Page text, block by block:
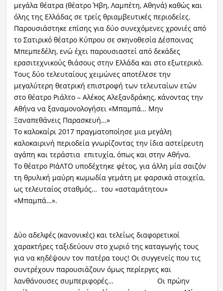
μεγάλα θέατρα (θέατρο Ήβη, Λαμπέτη, Αθηνά) καθώς και
όλης της Ελλάδας σε τρείς θριαμβευτικές περιοδείες.
Παρουσιάστηκε επίσης για δύο συνεχόμενες χρονιές από
το Σατιρικό θέατρο Κύπρου σε σκηνοθεσία Δέσποινας
Μπεμπεδέλη, ενώ έχει παρουσιαστεί από δεκάδες
ερασιτεχνικούς θιάσους στην Ελλάδα και στο εξωτερικό.
Τους δύο τελευταίους χειμώνες αποτέλεσε την
μεγαλύτερη θεατρική επιστροφή των τελευταίων ετών
στο θέατρο Ριάλτο – Αλέκος Αλεξανδράκης, κάνοντας την
Αθήνα να ξαναμονολογήσει «Μπαμπά… Μην
Ξαναπεθάνεις Παρασκευή…»
Το καλοκαίρι 2017 πραγματοποίησε μια μεγάλη
καλοκαιρινή περιοδεία γνωρίζοντας την ίδια αστείρευτη
αγάπη και τεράστια επιτυχία, όπως και στην Αθήνα.
Το θέατρο ΡΙάΛΤΟ υποδέχτηκε φέτος, για άλλη μία σαιζόν
τη θρυλική μαύρη κωμωδία γεμάτη με φαρσικά στοιχεία,
ως τελευταίος σταθμός… του «ασταμάτητου»
«Μπαμπά…».
Δύο αδελφές (κανονικές) και τελείως διαφορετικοί
χαρακτήρες ταξιδεύουν στο χωριό της καταγωγής τους
για να κηδέψουν τον πατέρα τους! Οι συγγενείς που τις
συντρέχουν παρουσιάζουν όμως περίεργες και
λανθάνουσες συμπεριφορές… Οι πρώην